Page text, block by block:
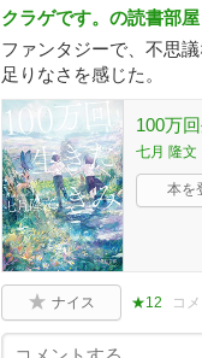
クラゲです。の読書部屋
ファンタジーで、不思
足りなさを感じた。
100万
七月 隆文
本を
ナイス ★12 コ